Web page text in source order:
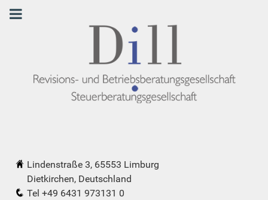
Lindenstraße 3, 65553 Limburg
Dietkirchen, Deutschland
Tel +49 6431 973131 0